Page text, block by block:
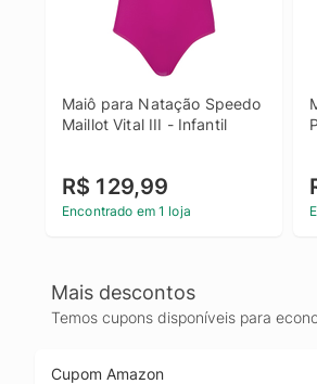
Maiô para Natação Speedo
Maillot Vital III - Infantil
R$ 129,99
Encontrado em 1 loja
Mais descontos
Temos cupons disponíveis para
Cupom Amazon